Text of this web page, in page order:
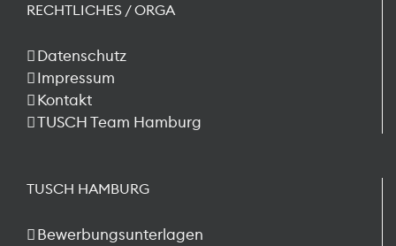
RECHTLICHES / ORGA
Datenschutz
Impressum
Kontakt
TUSCH Team Hamburg
TUSCH HAMBURG
Bewerbungsunterlagen